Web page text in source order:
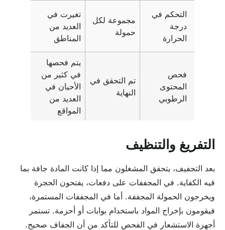
التحكم في
درجة
الحرارة
مجموعة لكل
حمولة
تغيرت في
العديد من
المناطق
فحص
المحتوى
الرطوبي
تم التحقق في
النهاية
يتم فحصها
في كثير من
الأحيان في
العديد من
المواقع
التفريغ والتنظيف
بعد التجفيف، يتحقق المشغلون مما إذا كانت المادة جافة بما
فيه الكفاية. في المجففات على دفعات، يفتحون الحجرة
ويخرجون الحمولة المجففة. أما في المجففات المستمرة،
فيقومون بإخراج المواد باستخدام بوابات أو أحزمة. تستمر
أجهزة الاستشعار في الفحص للتأكد من أن الجفاف صحيح.